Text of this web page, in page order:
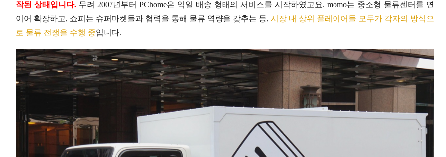
작된 상태입니다. 무려 2007년부터 PChome은 익일 배송 형태의 서비스를 시작하였고요. momo는 중소형 물류센터를 연
이어 확장하고, 쇼피는 슈퍼마켓들과 협력을 통해 물류 역량을 갖추는 등,시장 내 상위 플레이어들 모두가 각자의 방식으
로 물류 전쟁을 수행 중입니다.